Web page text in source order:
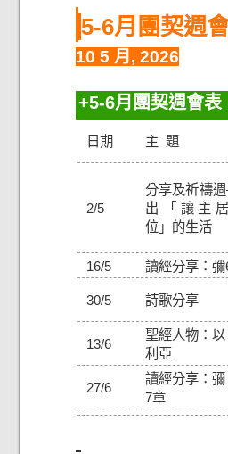
5-6月團契週
10 5 月, 2026
5-6月團契週會表
日期 主 題
2/5
分享及祈禱
出「讓主
位」的生活
16/5 讀經分享：彌
30/5 詩歌分享
13/6
聖經人物：以
利亞
27/6
讀經分享：彌
7章